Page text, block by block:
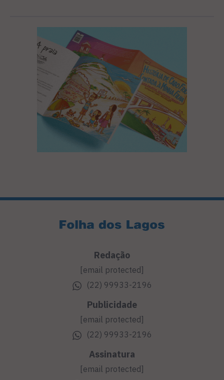
Redação
[email protected]
(22) 99933-2196
Publicidade
[email protected]
(22) 99933-2196
Assinatura
[email protected]